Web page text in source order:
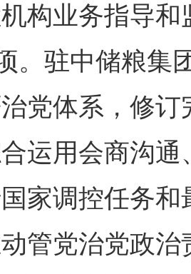
构业务指导
。驻中储粮集
党体系，修
运用会商沟
家调控任务
管党治党政